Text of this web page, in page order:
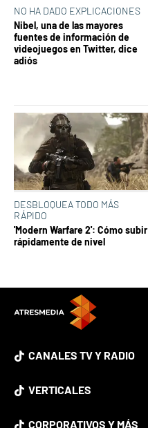
NO HA DADO EXPLICACIONES
Nibel, una de las mayores
fuentes de información de
videojuegos en Twitter, dice
adiós
DESBLOQUEA TODO MÁS
RÁPIDO
'Modern Warfare 2': Cómo subir
rápidamente de nivel
CANALES TV Y RADIO
VERTICALES
CORPORATIVOS Y MÁS